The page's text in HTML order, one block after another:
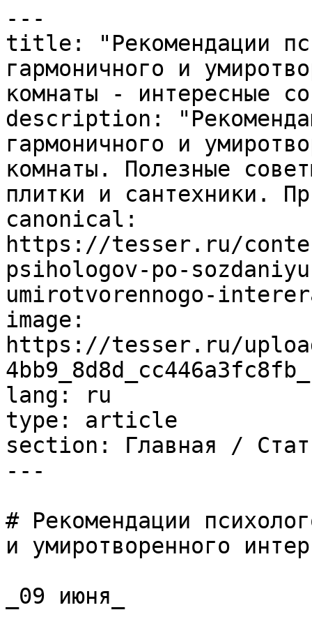
---
title: "Рекомендации
гармоничного и
комнаты - интересные
description:
гармоничного и
комнаты. Полезные
плитки и сантехники.
canonical:
https://tesser.ru/
psihologov-po-
umirotvorennogo-
image:
https://tesser.ru/
lang: ru
type: article
section: Главная /
---
# Рекомендации
и умиротворенного
_09 июня_